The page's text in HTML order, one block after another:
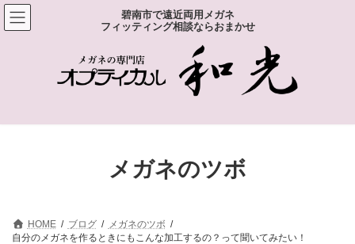
コ
ン
テ
ナ
ビ
ゲ
碧南市で遠近両用メガネ
フィッティング相談ならおまかせ
メガネのツボ
HOME ブログ
メガネのツボ
自分のメガネを作るときにもこんな加工するの？って聞いてみたい！